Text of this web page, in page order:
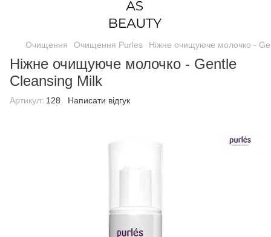
Очищення Очищення Purles Ніжне очищуюче молочко -
Ніжне очищуюче молочко - Gentle
Cleansing Milk
Артикул: 128 Написати відгук